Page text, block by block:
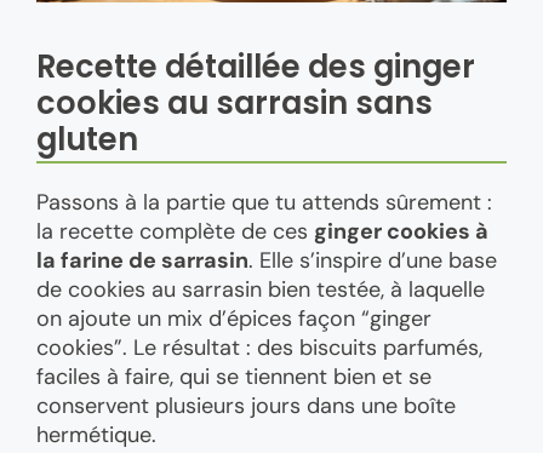
Recette détaillée des ginger
cookies au sarrasin sans
gluten
Passons à la partie que tu attends sûrement :
la recette complète de ces ginger cookies à
la farine de sarrasin. Elle s’inspire d’une base
de cookies au sarrasin bien testée, à laquelle
on ajoute un mix d’épices façon “ginger
cookies”. Le résultat : des biscuits parfumés,
faciles à faire, qui se tiennent bien et se
conservent plusieurs jours dans une boîte
hermétique.